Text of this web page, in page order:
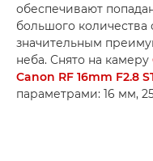
обеспечивают
большого количества
значительным
неба. Снято на камеру
Canon RF 16mm F2.8
параметрами: 16 мм,